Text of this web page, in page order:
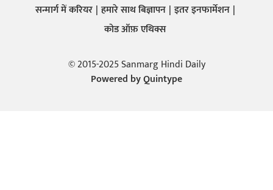
सन्मार्ग में करियर हमारे साथ बिज्ञापन इतर इनफार्मेशन
कोड ऑफ़ एथिक्स
© 2015-2025 Sanmarg Hindi Daily
Powered byQuintype